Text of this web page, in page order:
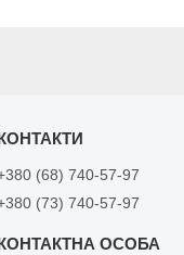
(68) 740-57-97
(73) 740-57-97